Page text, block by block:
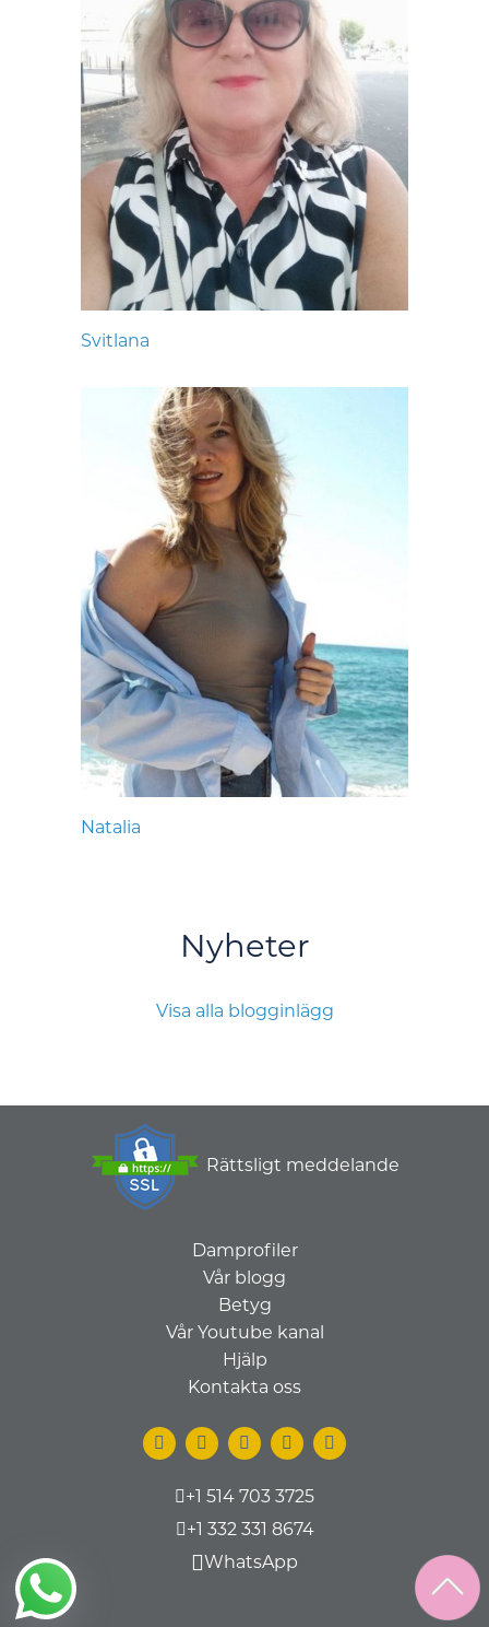
Svitlana
Natalia
Nyheter
Visa alla blogginlägg
Rättsligt meddelande
Damprofiler
Vår blogg
Betyg
Vår Youtube kanal
Hjälp
Kontakta oss
+1 514 703 3725
+1 332 331 8674
WhatsApp